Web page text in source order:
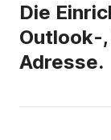
Die
Outlook-
Adresse.